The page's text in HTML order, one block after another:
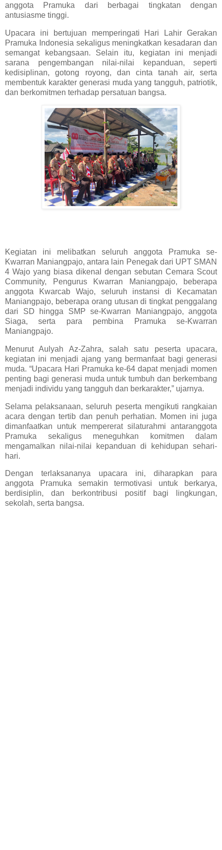
anggota Pramuka dari berbagai tingkatan dengan
antusiasme tinggi.
Upacara ini bertujuan memperingati Hari Lahir Gerakan
Pramuka Indonesia sekaligus meningkatkan kesadaran dan
semangat kebangsaan. Selain itu, kegiatan ini menjadi
sarana pengembangan nilai-nilai kepanduan, seperti
kedisiplinan, gotong royong, dan cinta tanah air, serta
membentuk karakter generasi muda yang tangguh, patriotik,
dan berkomitmen terhadap persatuan bangsa.
Kegiatan ini melibatkan seluruh anggota Pramuka se-
Kwarran Maniangpajo, antara lain Penegak dari UPT SMAN
4 Wajo yang biasa dikenal dengan sebutan Cemara Scout
Community, Pengurus Kwarran Maniangpajo, beberapa
anggota Kwarcab Wajo, seluruh instansi di Kecamatan
Maniangpajo, beberapa orang utusan di tingkat penggalang
dari SD hingga SMP se-Kwarran Maniangpajo, anggota
Siaga, serta para pembina Pramuka se-Kwarran
Maniangpajo.
Menurut Aulyah Az-Zahra, salah satu peserta upacara,
kegiatan ini menjadi ajang yang bermanfaat bagi generasi
muda. “Upacara Hari Pramuka ke-64 dapat menjadi momen
penting bagi generasi muda untuk tumbuh dan berkembang
menjadi individu yang tangguh dan berkarakter,” ujarnya.
Selama pelaksanaan, seluruh peserta mengikuti rangkaian
acara dengan tertib dan penuh perhatian. Momen ini juga
dimanfaatkan untuk mempererat silaturahmi antaranggota
Pramuka sekaligus meneguhkan komitmen dalam
mengamalkan nilai-nilai kepanduan di kehidupan sehari-
hari.
Dengan terlaksananya upacara ini, diharapkan para
anggota Pramuka semakin termotivasi untuk berkarya,
berdisiplin, dan berkontribusi positif bagi lingkungan,
sekolah, serta bangsa.